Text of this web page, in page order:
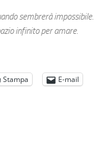
sembrerà impossibile.
infinito per amare.
Stampa
E-mail